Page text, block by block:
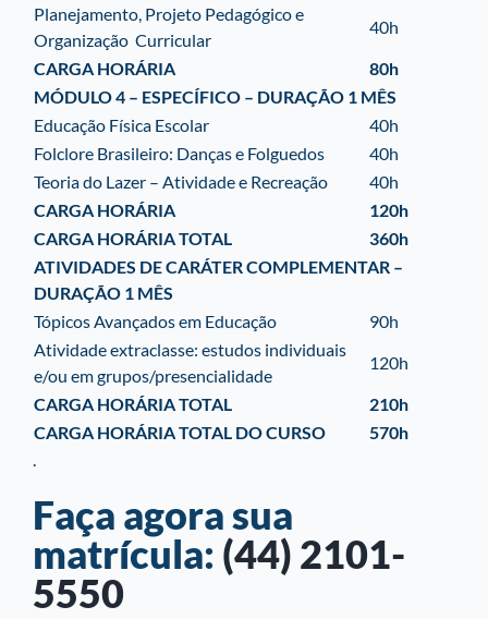
Planejamento, Projeto Pedagógico e
Organização Curricular
40h
CARGA HORÁRIA
80h
MÓDULO 4 – ESPECÍFICO – DURAÇÃO 1 MÊS
Educação Física Escolar
40h
Folclore Brasileiro: Danças e Folguedos
40h
Teoria do Lazer – Atividade e Recreação
40h
CARGA HORÁRIA
120h
CARGA HORÁRIA TOTAL
360h
ATIVIDADES DE CARÁTER COMPLEMENTAR –
DURAÇÃO 1 MÊS
Tópicos Avançados em Educação
90h
Atividade extraclasse: estudos individuais
e/ou emgrupos/presencialidade
120h
CARGA HORÁRIA TOTAL
210h
CARGA HORÁRIA TOTAL DO CURSO
570h
.
Faça agora sua
matrícula: (44) 2101-
5550